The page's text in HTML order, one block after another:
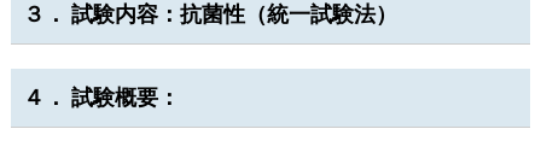
３． 試験内容：抗菌性（統一試験法）
４． 試験概要：